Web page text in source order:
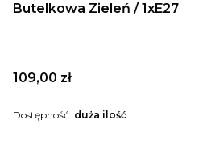
Butelkowa Zieleń / 1xE27
Cena
109,00 zł
Dostępność: duża ilość